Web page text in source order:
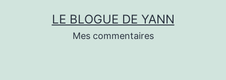
LE BLOGUE DE YANN
Mes commentaires